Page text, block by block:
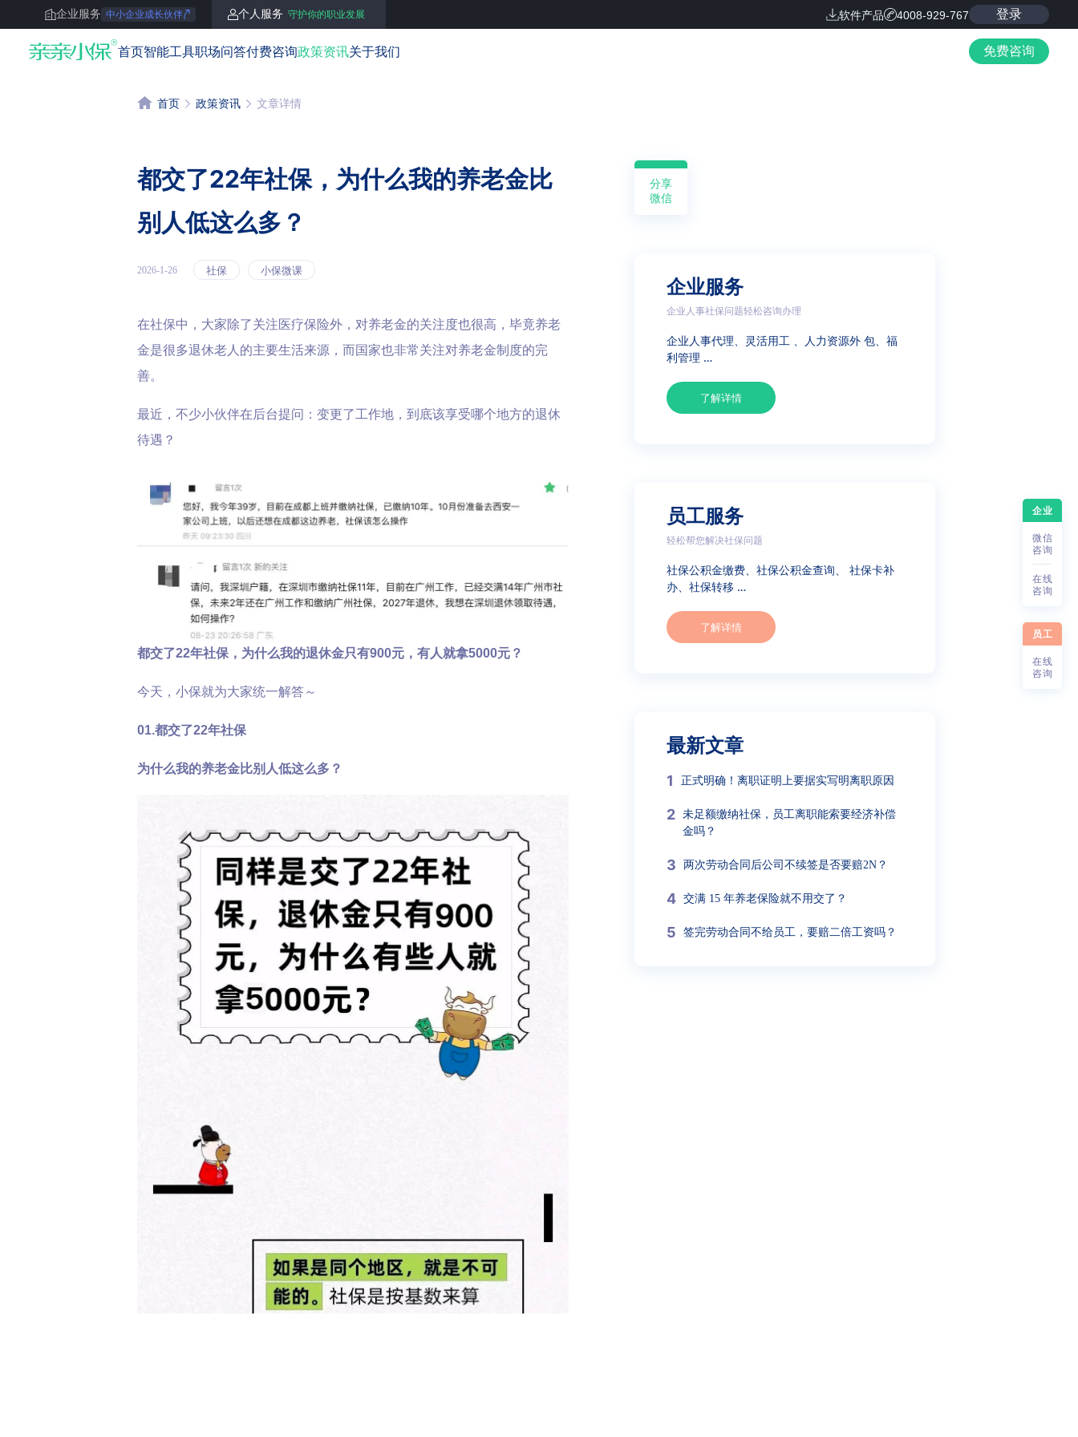
企业服务 中小企业成长伙伴 个人服务 守护你的职业发展 软件产品 4008-929-767 登录
亲亲小保 首页智能工具职场问答付费咨询政策资讯关于我们 免费咨询
首页 政策资讯 文章详情
都交了22年社保，为什么我的养老金比
别人低这么多？
2026-1-26 社保 小保微课
在社保中，大家除了关注医疗保险外，对养老金的关注度也很高，毕竟养老
金是很多退休老人的主要生活来源，而国家也非常关注对养老金制度的完
善。
最近，不少小伙伴在后台提问：变更了工作地，到底该享受哪个地方的退休
待遇？
都交了22年社保，为什么我的退休金只有900元，有人就拿5000元？
今天，小保就为大家统一解答～
01.都交了22年社保
为什么我的养老金比别人低这么多？
分享
微信
企业服务
企业人事社保问题轻松咨询办理
企业人事代理、灵活用工 、人力资源外 包、福
利管理 …
了解详情
员工服务
轻松帮您解决社保问题
社保公积金缴费、社保公积金查询、 社保卡补
办、社保转移 …
了解详情
最新文章
1 正式明确！离职证明上要据实写明离职原因
2 未足额缴纳社保，员工离职能索要经济补偿
金吗？
3 两次劳动合同后公司不续签是否要赔2N？
4 交满 15 年养老保险就不用交了？
5 签完劳动合同不给员工，要赔二倍工资吗？
企业
微信
咨询
在线
咨询
员工
在线
咨询